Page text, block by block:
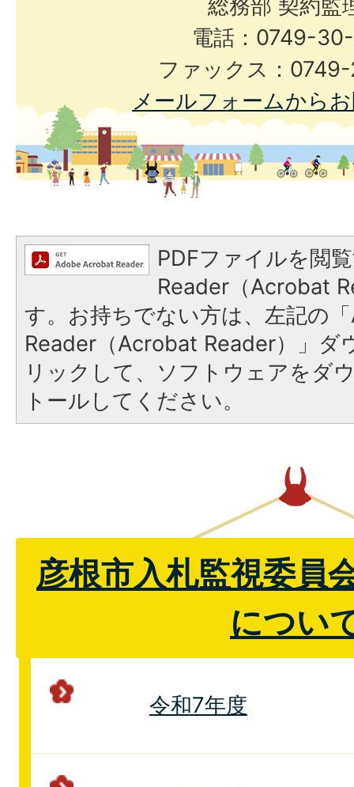
総務部 契約監
電話：0749-
ファックス：
メールフォームから
PDFファイルを閲
Reader（Acrobat
す。お持ちでない方は、左記の
Reader（Acrobat Reader）」ダ
リックして、ソフトウェアをダ
トールしてください。
彦根市入札監視委員
につい
令和7年度